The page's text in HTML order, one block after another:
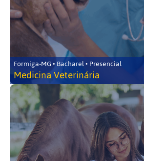
Formiga-MG • Bacharel • Presencial
Medicina Veterinária